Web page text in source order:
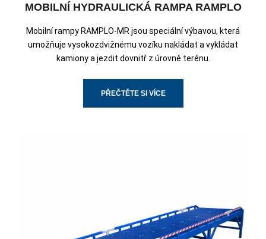
MOBILNÍ HYDRAULICKÁ RAMPA RAMPLO
Mobilní rampy RAMPLO-MR jsou speciální výbavou, která
umožňuje vysokozdvižnému vozíku nakládat a vykládat
kamiony a jezdit dovnitř z úrovně terénu.
PŘEČTĚTE SI VÍCE